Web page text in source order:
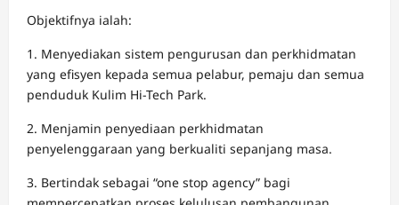
Objektifnya ialah:
1. Menyediakan sistem pengurusan dan perkhidmatan
yang efisyen kepada semua pelabur, pemaju dan semua
penduduk Kulim Hi-Tech Park.
2. Menjamin penyediaan perkhidmatan
penyelenggaraan yang berkualiti sepanjang masa.
3. Bertindak sebagai “one stop agency” bagi